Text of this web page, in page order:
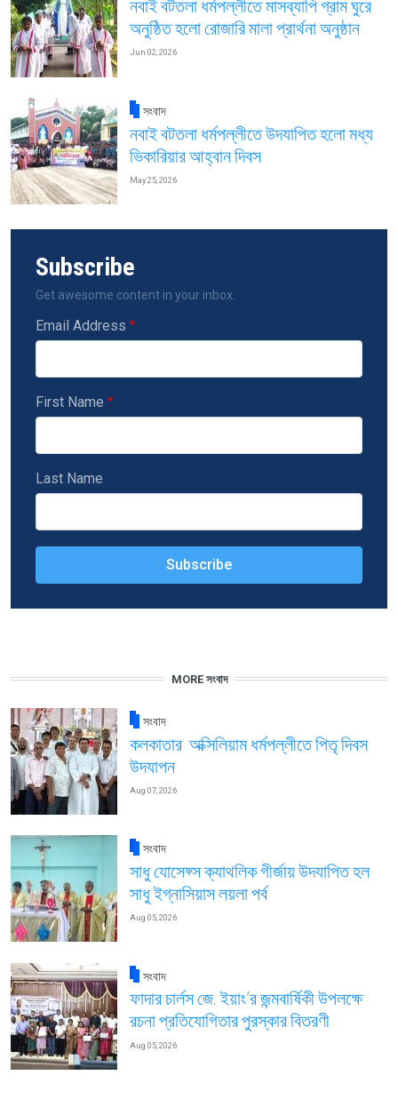
নবাই বটতলা ধর্মপল্লীতে মাসব্যাপি গ্রাম ঘুরে
অনুষ্ঠিত হলো রোজারি মালা প্রার্থনা অনুষ্ঠান
Jun 02, 2026
সংবাদ
নবাই বটতলা ধর্মপল্লীতে উদযাপিত হলো মধ্য
ভিকারিয়ার আহ্বান দিবস
May 25, 2026
Subscribe
Get awesome content in your inbox.
Email Address
First Name
Last Name
MORE সংবাদ
সংবাদ
কলকাতার অক্সিলিয়াম ধর্মপল্লীতে পিতৃ দিবস
উদযাপন
Aug 07, 2026
সংবাদ
সাধু যোসেফ্স ক্যাথলিক গীর্জায় উদযাপিত হল
সাধু ইগ্নাসিয়াস লয়লা পর্ব
Aug 05, 2026
সংবাদ
ফাদার চার্লস জে. ইয়াং’র জন্মবার্ষিকী উপলক্ষে
রচনা প্রতিযোগিতার পুরস্কার বিতরণী
Aug 05, 2026